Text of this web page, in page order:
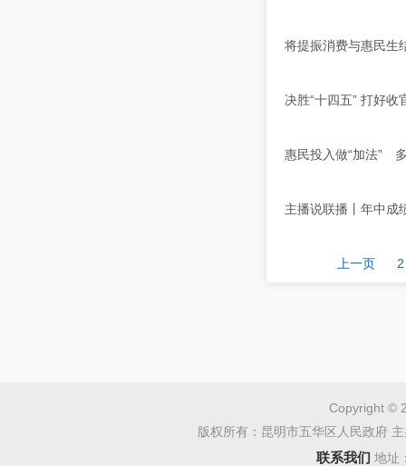
将提振消费与惠民生
决胜“十四五” 打好
惠民投入做“加法”
主播说联播丨年中成
上一页 2
Copyright ©
版权所有：昆明市五华区人民政府
联系我们 地址